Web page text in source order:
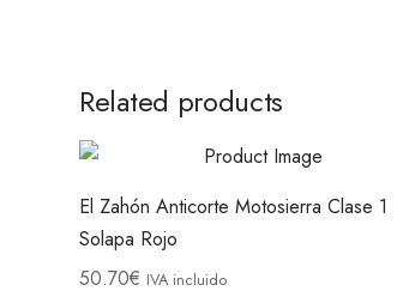
Related products
El Zahón Anticorte Motosierra Clase 1
Solapa Rojo
50.70€ IVA incluido